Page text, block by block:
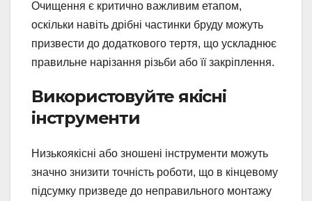
Очищення є критично важливим етапом,
оскільки навіть дрібні частинки бруду можуть
призвести до додаткового тертя, що ускладнює
правильне нарізання різьби або її закріплення.
Використовуйте якісні
інструменти
Низькоякісні або зношені інструменти можуть
значно знизити точність роботи, що в кінцевому
підсумку призведе до неправильного монтажу